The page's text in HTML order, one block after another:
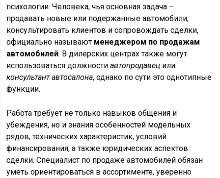
психологии. Человека, чья основная задача –
продавать новые или подержанные автомобили,
консультировать клиентов и сопровождать сделки,
официально называют менеджером по продажам
автомобилей. В дилерских центрах также могут
использоваться должностиавтопродавец или
консультант автосалона, однако по сути это однотипные
функции.
Работа требует не только навыков общения и
убеждения, но и знания особенностей модельных
рядов, технических характеристик, условий
финансирования, а также юридических аспектов
сделки. Специалист по продаже автомобилей обязан
уметь ориентироваться в ассортименте, уверенно